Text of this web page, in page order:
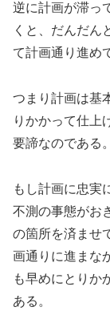
逆に計画が滞っ
くと、だんだん
て計画通り進め
つまり計画は基
りかかって仕上
要諦なのである。
もし計画に忠実
不測の事態がお
の箇所を済ませ
画通りに進まな
も早めにとりか
ある。